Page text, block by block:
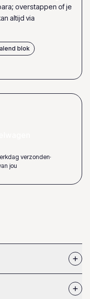
overstappen of je
altijd via
blok
verzonden·
jou